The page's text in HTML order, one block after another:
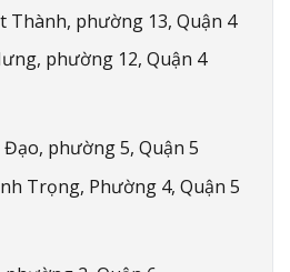
Thành, phường 13, Quận 4
phường 12, Quận 4
phường 5, Quận 5
Trọng, Phường 4, Quận 5